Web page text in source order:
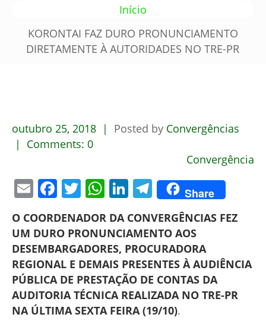
Início
KORONTAI FAZ DURO PRONUNCIAMENTO
DIRETAMENTE À AUTORIDADES NO TRE-PR
outubro 25, 2018 Posted by Convergências
Comments: 0
Convergência
EmailFacebook
Twitter
WhatsApp
LinkedIn
Telegram
Share
O COORDENADOR DA CONVERGÊNCIAS FEZ
UM DURO PRONUNCIAMENTO AOS
DESEMBARGADORES, PROCURADORA
REGIONAL E DEMAIS PRESENTES À AUDIÊNCIA
PÚBLICA DE PRESTAÇÃO DE CONTAS DA
AUDITORIA TÉCNICA REALIZADA NO TRE-PR
NA ÚLTIMA SEXTA FEIRA (19/10).